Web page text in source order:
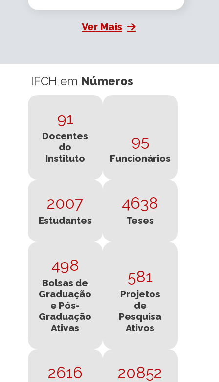
Ver Mais
IFCH em Números
Docentes
do
Instituto
91
Funcionários
95
Estudantes
2007
Teses
4638
Bolsas de
Graduação
e Pós-
Graduação
Ativas
498
Projetos
de
Pesquisa
Ativos
581
2616 20852